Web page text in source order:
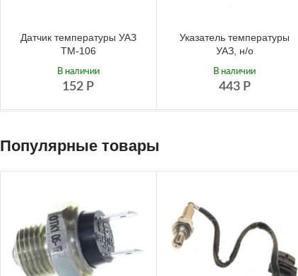
Датчик температуры УАЗ
ТМ-106
152 Р
В наличии
Указатель температуры
УАЗ, н/о
443 Р
В наличии
Популярные товары